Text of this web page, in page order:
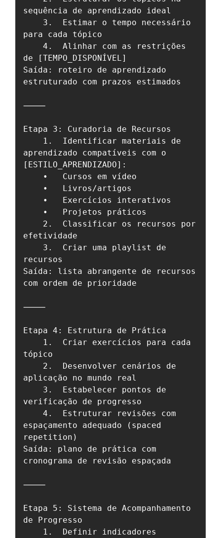
sequência de aprendizado ideal
para cada tópico
de [TEMPO_DISPONÍVEL]
Saída: roteiro de aprendizado
estruturado com prazos estimados
⸻
Etapa 3: Curadoria de Recursos
aprendizado compatíveis com o
[ESTILO_APRENDIZADO]:
efetividade
recursos
Saída: lista abrangente de recursos
com ordem de prioridade
⸻
Etapa 4: Estrutura de Prática
tópico
aplicação no mundo real
verificação de progresso
espaçamento adequado (spaced
repetition)
Saída: plano de prática com
cronograma de revisão espaçada
⸻
Etapa 5: Sistema de Acompanhamento
de Progresso